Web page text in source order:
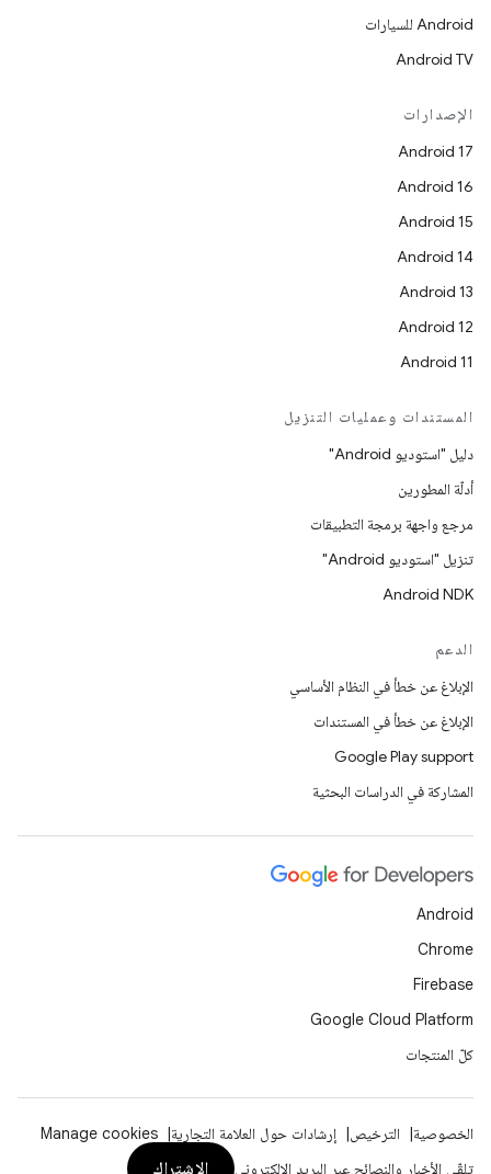
Android للسيارات
Android TV
الإصدارات
Android 17
Android 16
Android 15
Android 14
Android 13
Android 12
Android 11
المستندات وعمليات التنزيل
دليل "استوديو Android"
أدلّة المطورين
مرجع واجهة برمجة التطبيقات
تنزيل "استوديو Android"
Android NDK
الدعم
الإبلاغ عن خطأ في النظام الأساسي
الإبلاغ عن خطأ في المستندات
Google Play support
المشاركة في الدراسات البحثية
Android
Chrome
Firebase
Google Cloud Platform
كلّ المنتجات
الخصوصية الترخيص إرشادات حول العلامة التجارية
Manage cookies
تلقّي الأخبار والنصائح عبر البريد الإلكتروني
الاشتراك